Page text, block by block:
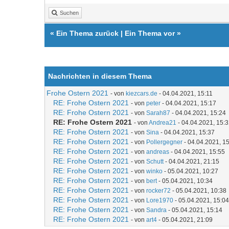
Suchen
« Ein Thema zurück | Ein Thema vor»
Nachrichten in diesem Thema
Frohe Ostern 2021 - von kiezcars.de - 04.04.2021, 15:11
RE: Frohe Ostern 2021 - von peter - 04.04.2021, 15:17
RE: Frohe Ostern 2021 - von Sarah87 - 04.04.2021, 15:24
RE: Frohe Ostern 2021 - von Andrea21 - 04.04.2021,
RE: Frohe Ostern 2021 - von Sina - 04.04.2021, 15:37
RE: Frohe Ostern 2021 - von Pollergegner - 04.04.2021,
RE: Frohe Ostern 2021 - von andreas - 04.04.2021, 15:55
RE: Frohe Ostern 2021 - von Schutt- 04.04.2021, 21:15
RE: Frohe Ostern 2021 - von winko - 05.04.2021, 10:27
RE: Frohe Ostern 2021 - von bert- 05.04.2021, 10:34
RE: Frohe Ostern 2021 - von rocker72 - 05.04.2021, 10:38
RE: Frohe Ostern 2021 - von Lore1970 - 05.04.2021, 15:04
RE: Frohe Ostern 2021 - von Sandra - 05.04.2021, 15:14
RE: Frohe Ostern 2021 - von art4 - 05.04.2021, 21:09